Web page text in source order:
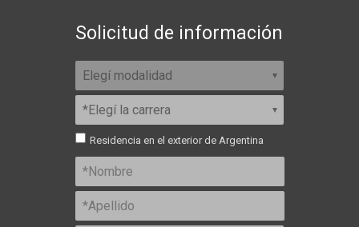
Solicitud de información
Residencia en el exterior de Argentina